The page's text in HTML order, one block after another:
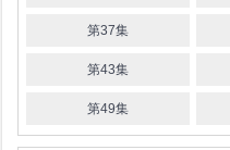
第37集
第43集
第49集